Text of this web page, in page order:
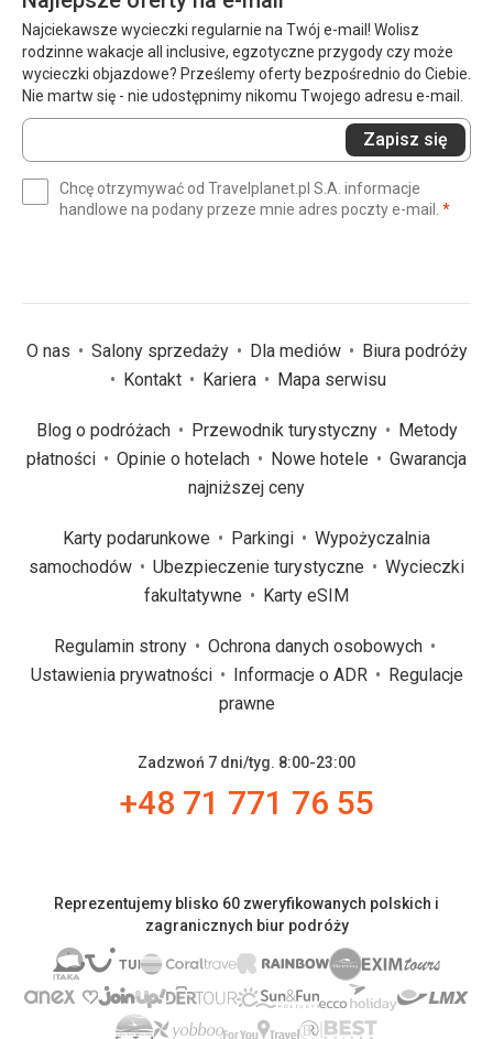
Najciekawsze wycieczki regularnie na Twój e-mail! Wolisz
rodzinne wakacje all inclusive, egzotyczne przygody czy może
wycieczki objazdowe? Prześlemy oferty bezpośrednio do Ciebie.
Nie martw się - nie udostępnimy nikomu Twojego adresu e-mail.
Wprowadź
swój
(wymagane)
Zapisz się
Chcę otrzymywać od Travelplanet.pl S.A. informacje
handlowe na podany przeze mnie adres poczty e-mail. *
O nas Salony sprzedaży Dla mediów
Biura podróży
Kontakt
Kariera Mapa serwisu
Blog o podróżach Przewodnik turystyczny
Metody
płatności
Opinie o hotelach Nowe hotele
Gwarancja
najniższej ceny
Karty podarunkowe Parkingi
Wypożyczalnia
samochodów
Ubezpieczenie turystyczne
Wycieczki
fakultatywne
Karty eSIM
Regulamin strony
Ochrona danych osobowych
Ustawienia prywatności
Informacje o ADR
Regulacje
prawne
Zadzwoń 7 dni/tyg. 8:00-23:00
+48 71 771 76 55
Reprezentujemy blisko 60 zweryfikowanych polskich i
zagranicznych biur podróży